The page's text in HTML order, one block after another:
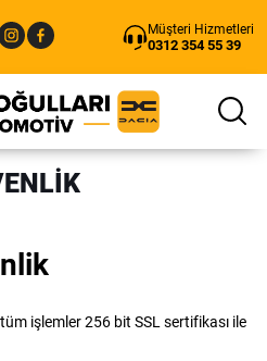
Müşteri Hizmetleri
0312 354 55 39
işlemler 256 bit SSL sertifikası ile